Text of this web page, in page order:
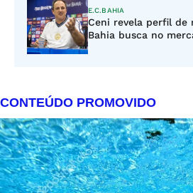
E.C.BAHIA
Ceni revela perfil de
Bahia busca no